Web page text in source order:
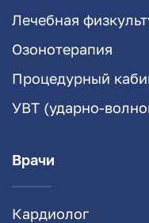
Лечебная
Озонотерапия
Процедурный
УВТ (ударно-
Врачи
Кардиолог